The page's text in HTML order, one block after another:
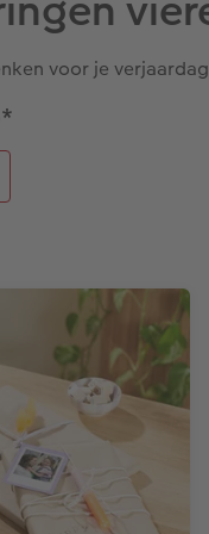
voor je
*